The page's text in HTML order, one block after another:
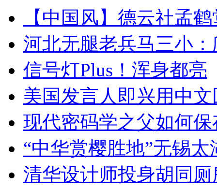
【中国风】德云社孟
河北无腿老兵马三小
信号灯Plus！浑身都亮
美国发言人即兴用中
现代密码学之父如何
“中华赏樱胜地”无锡
清华设计师投身胡同